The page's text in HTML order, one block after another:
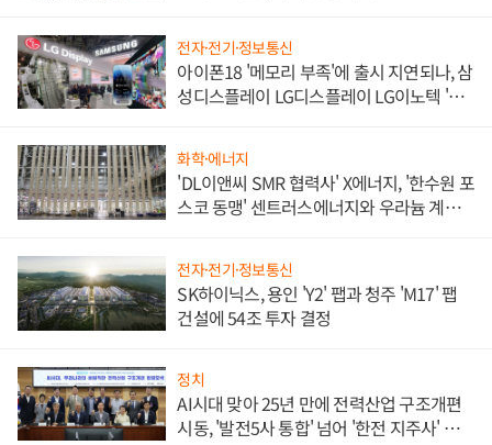
전자·전기·정보통신
아이폰18 '메모리 부족'에 출시 지연되나, 삼
성디스플레이 LG디스플레이 LG이노텍 '탈
화학·에너지
'DL이앤씨 SMR 협력사' X에너지, '한수원 포
스코 동맹' 센트러스에너지와 우라늄 계약
전자·전기·정보통신
SK하이닉스, 용인 'Y2' 팹과 청주 'M17' 팹
건설에 54조 투자 결정
정치
AI시대 맞아 25년 만에 전력산업 구조개편
시동, '발전5사 통합' 넘어 '한전 지주사' 재편